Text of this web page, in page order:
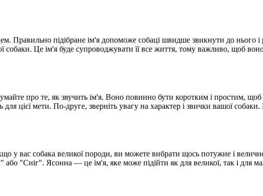
підібране ім'я допоможе собаці швидше звикнути до нього і
собаки. Це ім'я буде супроводжувати її все життя, тому важливо, щоб
про те, як звучить ім'я. Воно повинно бути коротким і простим, щоб
цієї мети. По-друге, зверніть увагу на характер і звички вашої
у вас собака великої породи, ви можете вибрати щось потужне і
"Сніг". Ясонна — це ім'я, яке може підійти як для великої, так і для